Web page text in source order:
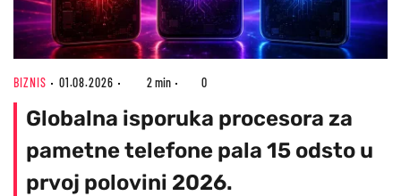
BIZNIS 01.08.2026 2 min 0
Globalna isporuka procesora za
pametne telefone pala 15 odsto u
prvoj polovini 2026.